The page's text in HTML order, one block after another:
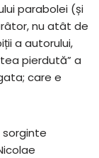
parabolei (și
nu atât de
a autorului,
pierdută” a
care e
sorginte